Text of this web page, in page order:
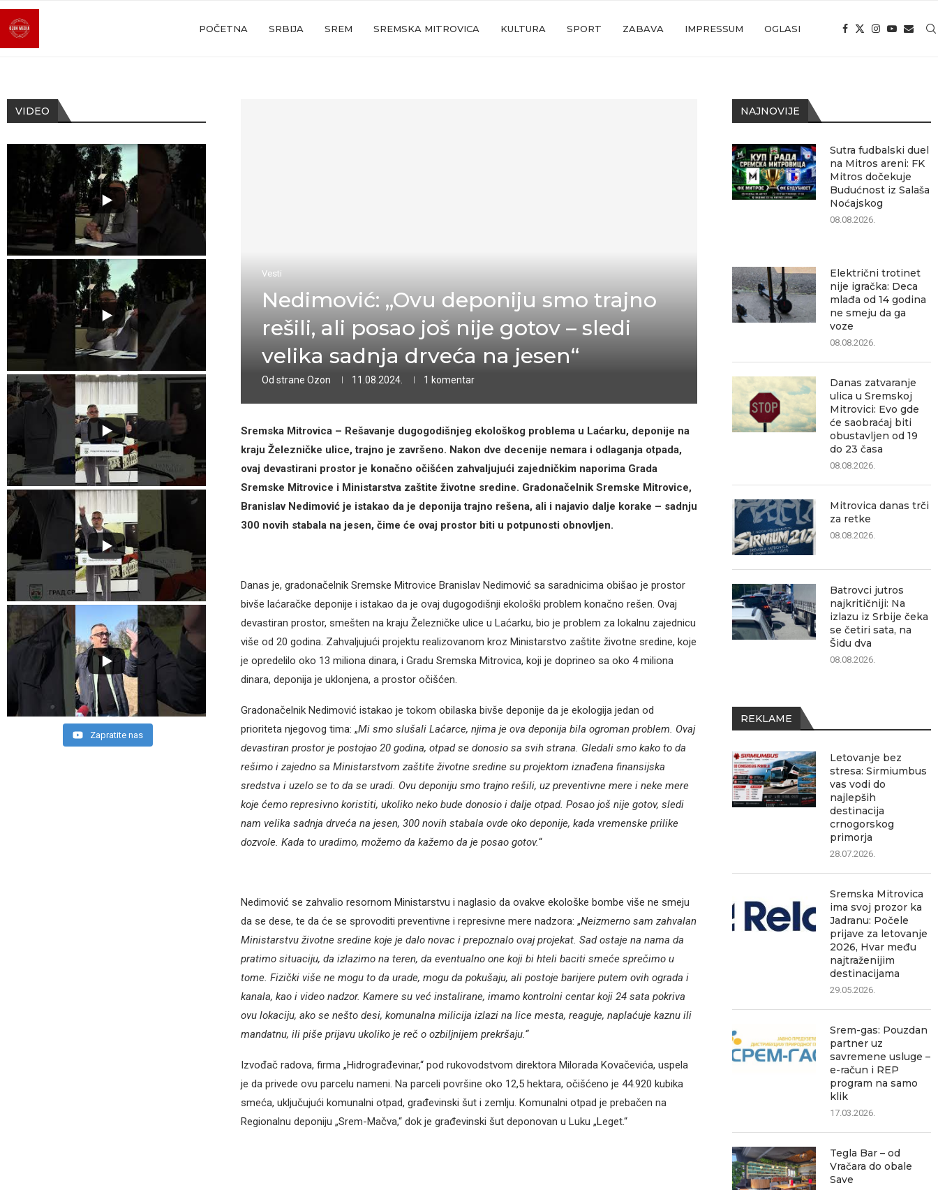
POČETNA SRBIJA SREM SREMSKA MITROVICA KULTURA SPORT ZABAVA IMPRESSUM OGLASI
Vesti
Nedimović: „Ovu deponiju smo trajno
rešili, ali posao još nije gotov – sledi
velika sadnja drveća na jesen“
Od strane Ozon 11.08.2024. 1 komentar
Sremska Mitrovica – Rešavanje dugogodišnjeg ekološkog problema u Laćarku, deponije na
kraju Železničke ulice, trajno je završeno. Nakon dve decenije nemara i odlaganja otpada,
ovaj devastirani prostor je konačno očišćen zahvaljujući zajedničkim naporima Grada
Sremske Mitrovice i Ministarstva zaštite životne sredine. Gradonačelnik Sremske Mitrovice,
Branislav Nedimović je istakao da je deponija trajno rešena, ali i najavio dalje korake – sadnju
300 novih stabala na jesen, čime će ovaj prostor biti u potpunosti obnovljen.
Danas je, gradonačelnik Sremske Mitrovice Branislav Nedimović sa saradnicima obišao je prostor
bivše laćaračke deponije i istakao da je ovaj dugogodišnji ekološki problem konačno rešen. Ovaj
devastiran prostor, smešten na kraju Železničke ulice u Laćarku, bio je problem za lokalnu zajednicu
više od 20 godina. Zahvaljujući projektu realizovanom kroz Ministarstvo zaštite životne sredine, koje
je opredelilo oko 13 miliona dinara, i Gradu Sremska Mitrovica, koji je doprineo sa oko 4 miliona
dinara, deponija je uklonjena, a prostor očišćen.
Gradonačelnik Nedimović istakao je tokom obilaska bivše deponije da je ekologija jedan od
prioriteta njegovog tima: „Mi smo slušali Laćarce, njima je ova deponija bila ogroman problem. Ovaj
devastiran prostor je postojao 20 godina, otpad se donosio sa svih strana. Gledali smo kako to da
rešimo i zajedno sa Ministarstvom zaštite životne sredine su projektom iznađena finansijska
sredstva i uzelo se to da se uradi. Ovu deponiju smo trajno rešili, uz preventivne mere i neke mere
koje ćemo represivno koristiti, ukoliko neko bude donosio i dalje otpad. Posao još nije gotov, sledi
nam velika sadnja drveća na jesen, 300 novih stabala ovde oko deponije, kada vremenske prilike
dozvole. Kada to uradimo, možemo da kažemo da je posao gotov.“
Nedimović se zahvalio resornom Ministarstvu i naglasio da ovakve ekološke bombe više ne smeju
da se dese, te da će se sprovoditi preventivne i represivne mere nadzora: „Neizmerno sam zahvalan
Ministarstvu životne sredine koje je dalo novac i prepoznalo ovaj projekat. Sad ostaje na nama da
pratimo situaciju, da izlazimo na teren, da eventualno one koji bi hteli baciti smeće sprečimo u
tome. Fizički više ne mogu to da urade, mogu da pokušaju, ali postoje barijere putem ovih ograda i
kanala, kao i video nadzor. Kamere su već instalirane, imamo kontrolni centar koji 24 sata pokriva
ovu lokaciju, ako se nešto desi, komunalna milicija izlazi na lice mesta, reaguje, naplaćuje kaznu ili
mandatnu, ili piše prijavu ukoliko je reč o ozbiljnijem prekršaju.“
Izvođač radova, firma „Hidrograđevinar,“ pod rukovodstvom direktora Milorada Kovačevića, uspela
je da privede ovu parcelu nameni. Na parceli površine oko 12,5 hektara, očišćeno je 44.920 kubika
smeća, uključujući komunalni otpad, građevinski šut i zemlju. Komunalni otpad je prebačen na
Regionalnu deponiju „Srem-Mačva,“ dok je građevinski šut deponovan u Luku „Leget.“
NAJNOVIJE
Sutra fudbalski duel
na Mitros areni: FK
Mitros dočekuje
Budućnost iz Salaša
Noćajskog
08.08.2026.
Električni trotinet
nije igračka: Deca
mlađa od 14 godina
ne smeju da ga
voze
08.08.2026.
Danas zatvaranje
ulica u Sremskoj
Mitrovici: Evo gde
će saobraćaj biti
obustavljen od 19
do 23 časa
08.08.2026.
Mitrovica danas trči
za retke
08.08.2026.
Batrovci jutros
najkritičniji: Na
izlazu iz Srbije čeka
se četiri sata, na
Šidu dva
08.08.2026.
REKLAME
Letovanje bez
stresa: Sirmiumbus
vas vodi do
najlepših
destinacija
crnogorskog
primorja
28.07.2026.
Sremska Mitrovica
ima svoj prozor ka
Jadranu: Počele
prijave za letovanje
2026, Hvar među
najtraženijim
destinacijama
29.05.2026.
Srem-gas: Pouzdan
partner uz
savremene usluge –
e-račun i REP
program na samo
klik
17.03.2026.
Tegla Bar – od
Vračara do obale
Save
VIDEO
Zapratite nas